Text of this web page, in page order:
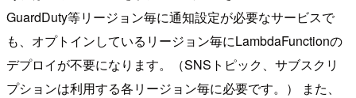
GuardDuty等リージョン毎に通知設定が必要なサービスで
も、オプトインしているリージョン毎にLambdaFunctionの
デプロイが不要になります。（SNSトピック、サブスクリ
プションは利用する各リージョン毎に必要です。） また、